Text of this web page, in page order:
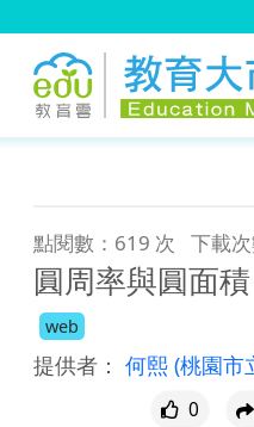
點閱數：619 次 下載
圓周率與圓面積
web
提供者： 何熙 (桃園市
0